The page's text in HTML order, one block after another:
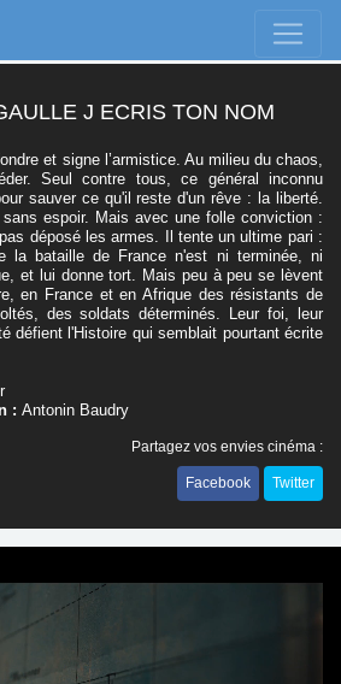
J ECRIS TON NOM
et signe l’armistice. Au milieu du chaos,
Seul contre tous, ce général inconnu
sauver ce qu'il reste d'un rêve : la liberté.
espoir. Mais avec une folle conviction :
déposé les armes. Il tente un ultime pari :
la bataille de France n'est ni terminée, ni
et lui donne tort. Mais peu à peu se lèvent
en France et en Afrique des résistants de
des soldats déterminés. Leur foi, leur
défient l'Histoire qui semblait pourtant écrite
: Antonin Baudry
Partagez vos envies cinéma :
Facebook Twitter